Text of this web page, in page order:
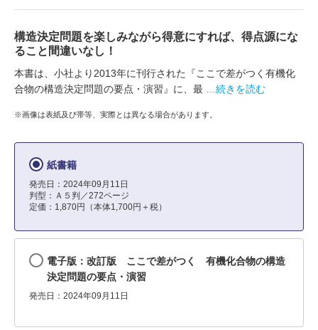
構造決定問題を楽しみながら得意にすれば、得点源にな
ること間違いなし！
本書は、小社より2013年に刊行された『ここで差がつく有機化
合物の構造決定問題の要点・演習』に、最
…続きを読む
※画像は表紙及び帯等、実際とは異なる場合があります。
紙書籍
発売日：2024年09月11日
判型：Ａ５判／272ページ
定価：1,870円（本体1,700円＋税）
電子版：改訂版 ここで差がつく 有機化合物の構造
決定問題の要点・演習
発売日：2024年09月11日